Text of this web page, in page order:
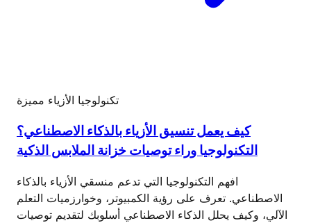
تكنولوجيا الأزياء مميزة
كيف يعمل تنسيق الأزياء بالذكاء الاصطناعي؟
التكنولوجيا وراء توصيات خزانة الملابس الذكية
افهم التكنولوجيا التي تدعم منسقي الأزياء بالذكاء
الاصطناعي. تعرف على رؤية الكمبيوتر، وخوارزميات التعلم
الآلي، وكيف يحلل الذكاء الاصطناعي أسلوبك لتقديم توصيات